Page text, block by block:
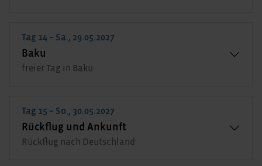
Tag 14 – Sa., 29.05.2027
Baku
freier Tag in Baku
Tag 15 – So., 30.05.2027
Rückflug und Ankunft
Rückflug nach Deutschland